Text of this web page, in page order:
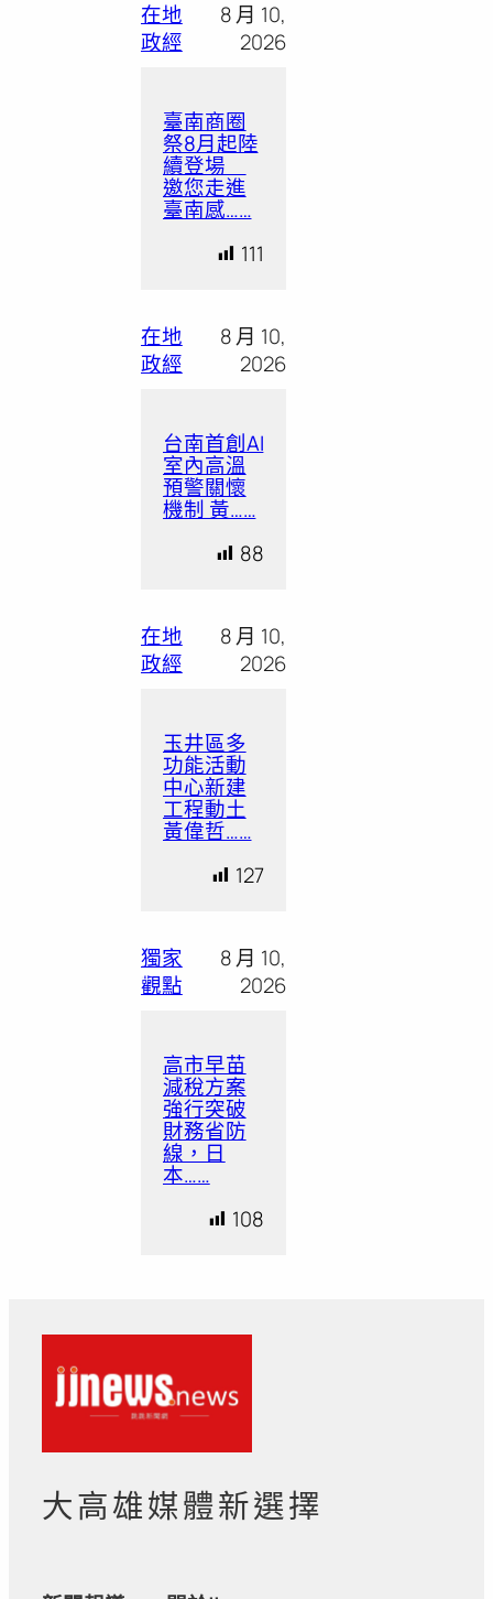
在地
政經
8 月 10,
2026
臺南商圈
祭8月起陸
續登場
邀您走進
臺南感……
111
在地
政經
8 月 10,
2026
台南首創AI
室內高溫
預警關懷
機制 黃……
88
在地
政經
8 月 10,
2026
玉井區多
功能活動
中心新建
工程動土
黃偉哲……
127
獨家
觀點
8 月 10,
2026
高市早苗
減稅方案
強行突破
財務省防
線，日
本……
108
大高雄媒體新選擇